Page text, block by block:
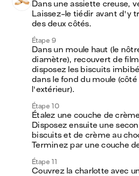
Dans une assiette creuse,
Laissez-le tiédir avant d'y
des deux côtés.
Étape 9
Dans un moule haut (le
diamètre), recouvert de
disposez les biscuits
dans le fond du moule
l'extérieur).
Étape 10
Étalez une couche de
Disposez ensuite une
biscuits et de crème au
Terminez par une couche
Étape 11
Couvrez la charlotte avec